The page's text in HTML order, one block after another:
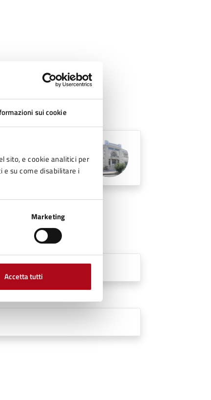
sui cookie
sito, e cookie analitici per
e su come disabilitare i
Marketing
Accetta tutti
47025